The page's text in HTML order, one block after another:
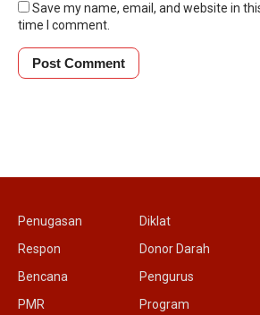
Save my name, email, and website in
time I comment.
Penugasan
Respon
Bencana
PMR
Diklat
Donor Darah
Pengurus
Program